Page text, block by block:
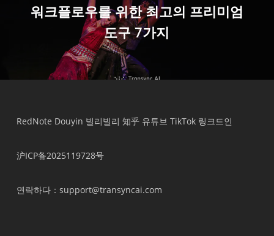
워크플로우를 위한 최고의 프리미엄
도구 7가지
RedNote Douyin 빌리빌리 知乎 유튜브 TikTok 링크드인
沪ICP备2025119728号
연락하다：support@transyncai.com